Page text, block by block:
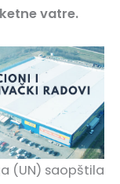
vatre.
(UN) saopštila